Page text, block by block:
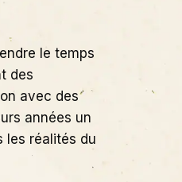
le temps
des
avec des
années un
les réalités du